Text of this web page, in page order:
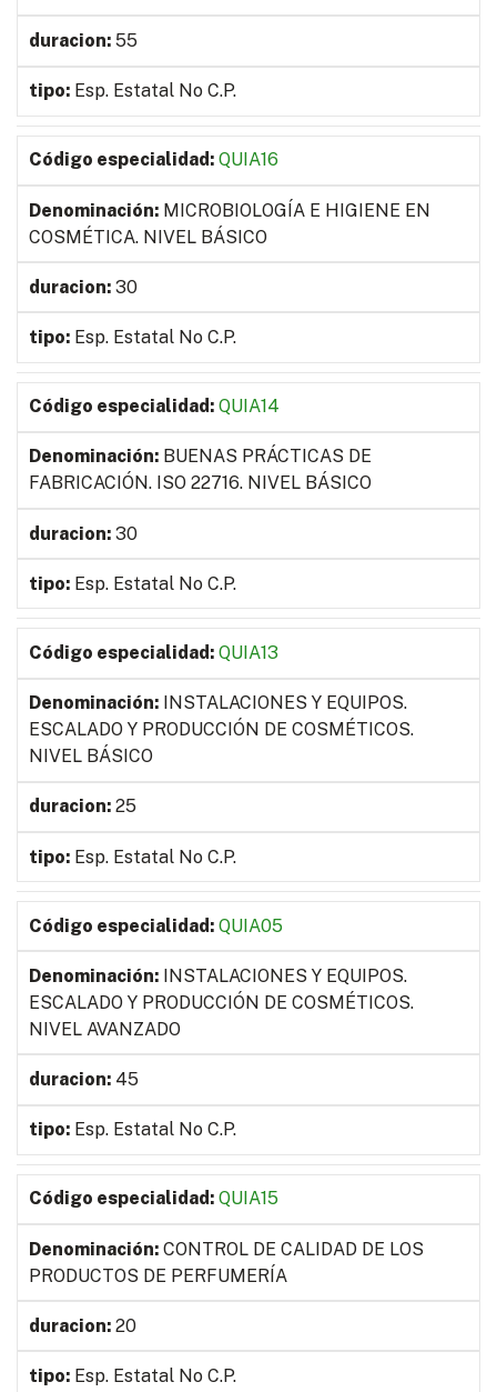
55
Esp. Estatal No C.P.
QUIA16
MICROBIOLOGÍA E HIGIENE EN
COSMÉTICA. NIVEL BÁSICO
30
Esp. Estatal No C.P.
QUIA14
BUENAS PRÁCTICAS DE
FABRICACIÓN. ISO 22716. NIVEL BÁSICO
30
Esp. Estatal No C.P.
QUIA13
INSTALACIONES Y EQUIPOS.
ESCALADO Y PRODUCCIÓN DE COSMÉTICOS.
NIVEL BÁSICO
25
Esp. Estatal No C.P.
QUIA05
INSTALACIONES Y EQUIPOS.
ESCALADO Y PRODUCCIÓN DE COSMÉTICOS.
NIVEL AVANZADO
45
Esp. Estatal No C.P.
QUIA15
CONTROL DE CALIDAD DE LOS
PRODUCTOS DE PERFUMERÍA
20
Esp. Estatal No C.P.